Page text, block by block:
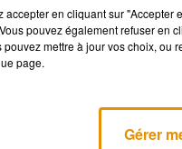
Orléans
ci-dessous.
accepter en cliquant sur "Accepter
pouvez également refuser en
pouvez mettre à jour vos choix, ou
page.
Gérer